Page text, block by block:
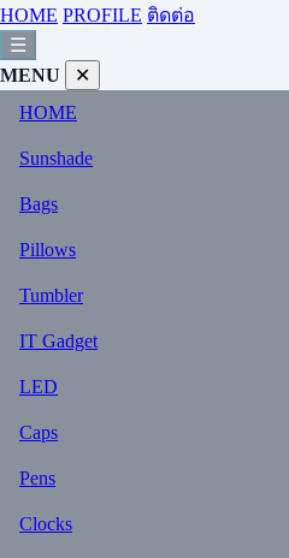
HOME PROFILE ติดต่อ
☰
MENU
✕
HOME
Sunshade
Bags
Pillows
Tumbler
IT Gadget
LED
Caps
Pens
Clocks